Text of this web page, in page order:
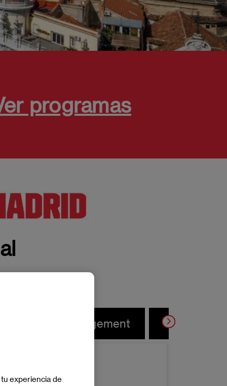
programas
Chain Management Talent &
experiencia de